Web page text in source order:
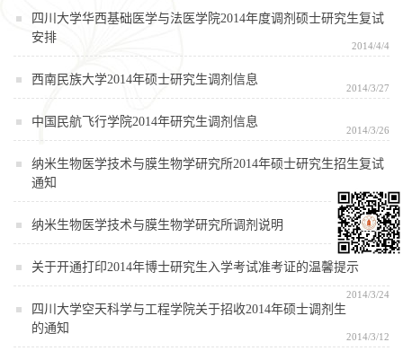
四川大学华西基础医学与法医学院2014年度调剂硕士研究生复试
安排
2014/4/4
西南民族大学2014年硕士研究生调剂信息
2014/3/27
中国民航飞行学院2014年研究生调剂信息
2014/3/26
纳米生物医学技术与膜生物学研究所2014年硕士研究生招生复试
通知
2014/3/24
纳米生物医学技术与膜生物学研究所调剂说明
2014/3/24
关于开通打印2014年博士研究生入学考试准考证的温馨提示
2014/3/24
四川大学空天科学与工程学院关于招收2014年硕士调剂生
的通知
2014/3/12